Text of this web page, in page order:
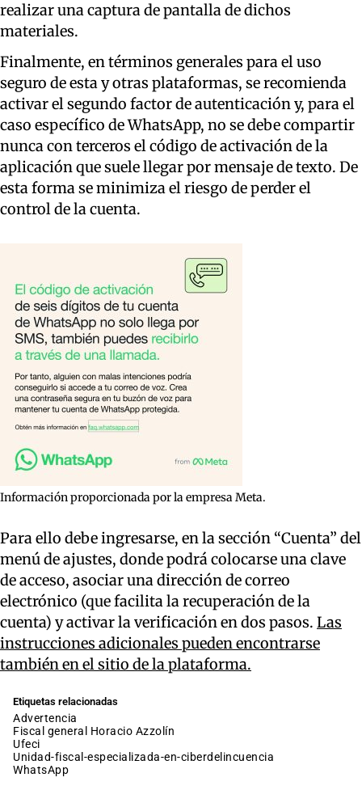
realizar una captura de pantalla de dichos
materiales.
Finalmente, en términos generales para el uso
seguro de esta y otras plataformas, se recomienda
activar el segundo factor de autenticación y, para el
caso específico de WhatsApp, no se debe compartir
nunca con terceros el código de activación de la
aplicación que suele llegar por mensaje de texto. De
esta forma se minimiza el riesgo de perder el
control de la cuenta.
Información proporcionada por la empresa Meta.
Para ello debe ingresarse, en la sección “Cuenta” del
menú de ajustes, donde podrá colocarse una clave
de acceso, asociar una dirección de correo
electrónico (que facilita la recuperación de la
cuenta) y activar la verificación en dos pasos. Las
instrucciones adicionales pueden encontrarse
también en el sitio de la plataforma.
Etiquetas relacionadas
advertencia
fiscal general Horacio Azzolín
ufeci
unidad-fiscal-especializada-en-ciberdelincuencia
WhatsApp